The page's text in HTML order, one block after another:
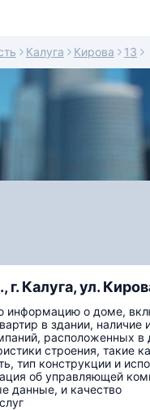
Калуга Кирова 13
Калуга, ул.
информацию о доме,
в здании, наличие
расположенных в
строения, такие
тип конструкции и
об управляющей
данные, и качество